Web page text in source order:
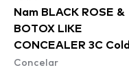
Nam BLACK ROSE &
BOTOX LIKE
CONCEALER 3C Cold
Nude
Concelar